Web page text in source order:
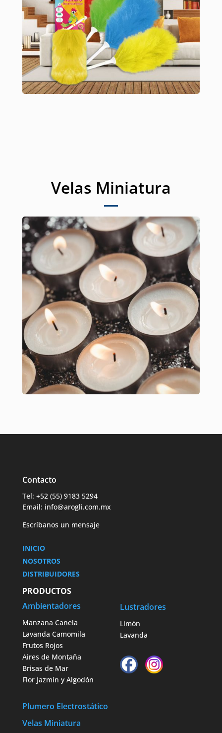
Velas Miniatura
Contacto
Tel: +52 (55) 9183 5294
Email: info@arogli.com.mx
Escríbanos un mensaje
INICIO
NOSOTROS
DISTRIBUIDORES
PRODUCTOS
Ambientadores
Manzana Canela
Lavanda Camomila
Frutos Rojos
Aires de Montaña
Brisas de Mar
Flor Jazmín y Algodón
Plumero Electrostático
Velas Miniatura
Lustradores
Limón
Lavanda